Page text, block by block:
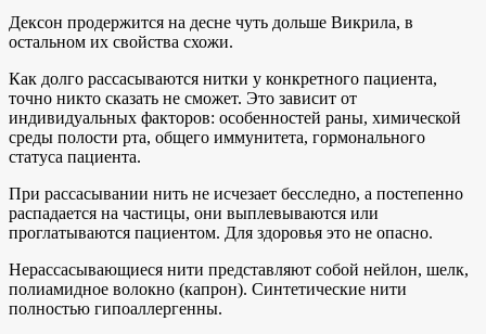
Дексон продержится на десне чуть дольше Викрила, в
остальном их свойства схожи.
Как долго рассасываются нитки у конкретного пациента,
точно никто сказать не сможет. Это зависит от
индивидуальных факторов: особенностей раны, химической
среды полости рта, общего иммунитета, гормонального
статуса пациента.
При рассасывании нить не исчезает бесследно, а постепенно
распадается на частицы, они выплевываются или
проглатываются пациентом. Для здоровья это не опасно.
Нерассасывающиеся нити представляют собой нейлон, шелк,
полиамидное волокно (капрон). Синтетические нити
полностью гипоаллергенны.